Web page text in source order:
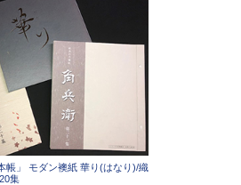
帳」 モダン襖紙 華り(はなり)/織
集